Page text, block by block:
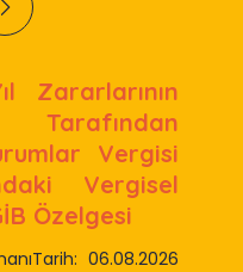
Zararlarının
Vergisi
Vergisel
Özelgesi
06.08.2026